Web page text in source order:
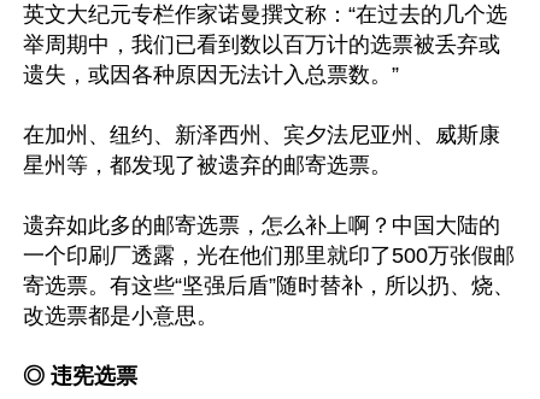
英文大纪元专栏作家诺曼撰文称：“在过去的几个选
举周期中，我们已看到数以百万计的选票被丢弃或
遗失，或因各种原因无法计入总票数。”
在加州、纽约、新泽西州、宾夕法尼亚州、威斯康
星州等，都发现了被遗弃的邮寄选票。
遗弃如此多的邮寄选票，怎么补上啊？中国大陆的
一个印刷厂透露，光在他们那里就印了500万张假邮
寄选票。有这些“坚强后盾”随时替补，所以扔、烧、
改选票都是小意思。
◎ 违宪选票